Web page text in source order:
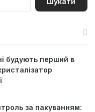
будують перший в
за пакуванням: